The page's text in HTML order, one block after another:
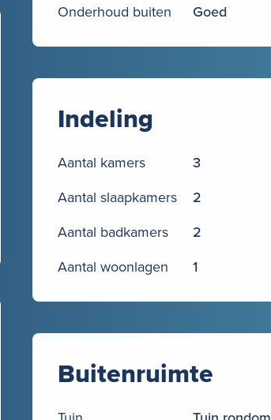
Onderhoud buiten
Goed
Indeling
Aantal kamers
3
Aantal slaapkamers
2
Aantal badkamers
2
Aantal woonlagen
1
Buitenruimte